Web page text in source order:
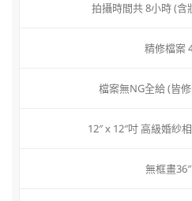
拍攝時間共 8小時 (含
精修檔案
檔案無NG全給 (皆
12″ x 12″吋 高級婚紗
無框畫